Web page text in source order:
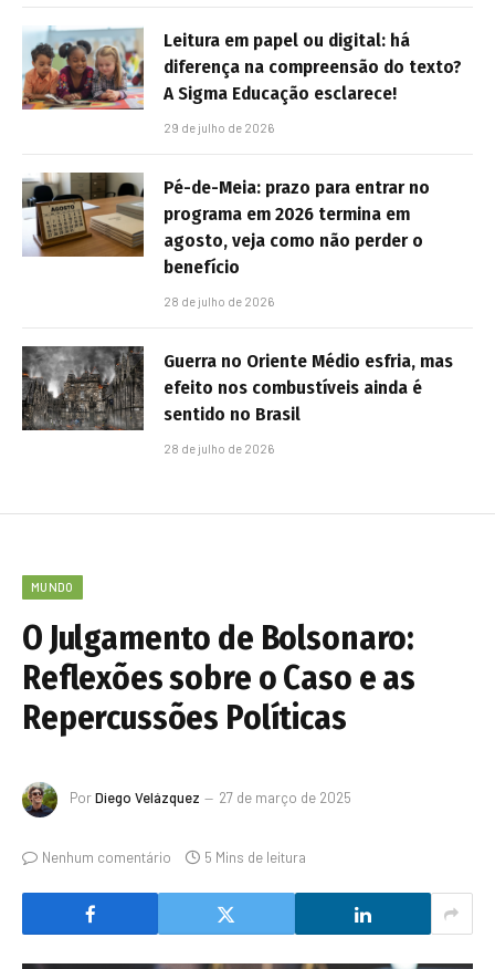
Leitura em papel ou digital: há
diferença na compreensão do texto?
A Sigma Educação esclarece!
29 de julho de 2026
Pé-de-Meia: prazo para entrar no
programa em 2026 termina em
agosto, veja como não perder o
benefício
28 de julho de 2026
Guerra no Oriente Médio esfria, mas
efeito nos combustíveis ainda é
sentido no Brasil
28 de julho de 2026
MUNDO
O Julgamento de Bolsonaro:
Reflexões sobre o Caso e as
Repercussões Políticas
PorDiego Velázquez 27 de março de 2025
Nenhum comentário 5 Mins de leitura